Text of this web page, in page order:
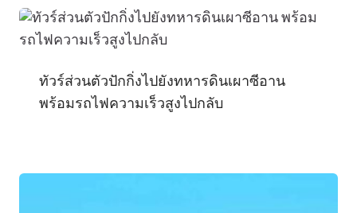
ทัวร์ส่วนตัวปักกิ่งไปยังทหารดินเผาซีอาน
พร้อมรถไฟความเร็วสูงไปกลับ